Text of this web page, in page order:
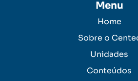
Menu
Home
Sobre o
Unidades
Conteúdos